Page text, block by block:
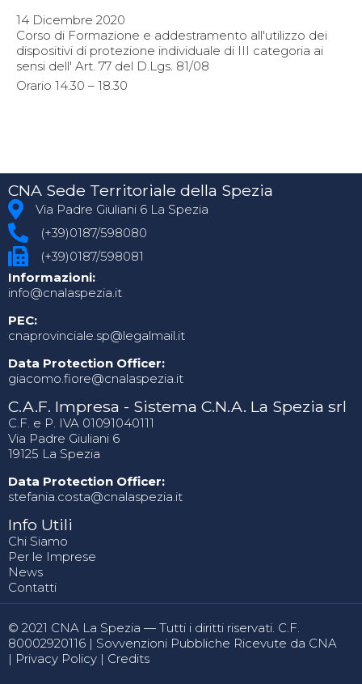
14 Dicembre 2020
Corso di Formazione e addestramento all'utilizzo dei
dispositivi di protezione individuale di III categoria ai
sensi dell' Art. 77 del D.Lgs. 81/08
Orario 14.30 – 18.30
CNA Sede Territoriale della Spezia
Via Padre Giuliani 6 La Spezia
(+39)0187/598080
(+39)0187/598081
Informazioni:
info@cnalaspezia.it
PEC:
cnaprovinciale.sp@legalmail.it
Data Protection Officer:
giacomo.fiore@cnalaspezia.it
C.A.F. Impresa - Sistema C.N.A. La Spezia srl
C.F. e P. IVA 01091040111
Via Padre Giuliani 6
19125 La Spezia
Data Protection Officer:
stefania.costa@cnalaspezia.it
Info Utili
Chi Siamo
Per le Imprese
News
Contatti
© 2021 CNA La Spezia — Tutti i diritti riservati. C.F.
80002920116 | Sovvenzioni Pubbliche Ricevute da CNA
| Privacy Policy | Credits